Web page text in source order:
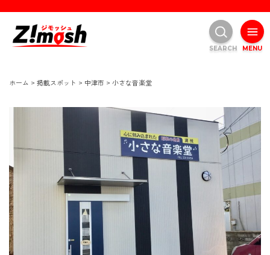
ホーム > 掲載スポット > 中津市 > 小さな音楽堂
MENU
SEARCH